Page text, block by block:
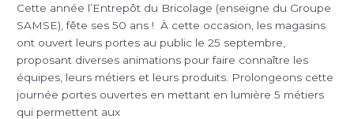
Cette année l’Entrepôt du Bricolage (enseigne du Groupe
SAMSE), fête ses 50 ans ! À cette occasion, les magasins
ont ouvert leurs portes au public le 25 septembre,
proposant diverses animations pour faire connaître les
équipes, leurs métiers et leurs produits. Prolongeons cette
journée portes ouvertes en mettant en lumière 5 métiers
qui permettent aux
magasin
de
l’Entrepôt
du
Bricolage
?